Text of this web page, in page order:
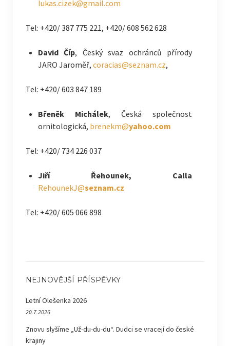
lukas.cizek@gmail.com
Tel: +420/ 387 775 221, +420/ 608 562 628
David Číp, Český svaz ochránců přírody
JARO Jaroměř, coracias@seznam.cz,
Tel: +420/ 603 847 189
Břeněk Michálek, Česká společnost
ornitologická, brenekm@yahoo.com
Tel: +420/ 734 226 037
Jiří Řehounek, Calla
RehounekJ@seznam.cz
Tel: +420/ 605 066 898
NEJNOVĚJŠÍ PŘÍSPĚVKY
Letní Olešenka 2026
20.7.2026
Znovu slyšíme „Už-du-du-du“. Dudci se vracejí do české
krajiny